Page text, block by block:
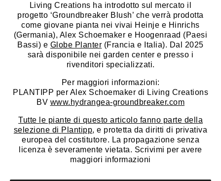
Living Creations ha introdotto sul mercato il
progetto ‘Groundbreaker Blush’ che verrà prodotta
come giovane pianta nei vivai Heinje e Hinrichs
(Germania), Alex Schoemaker e Hoogenraad (Paesi
Bassi) e Globe Planter (Francia e Italia). Dal 2025
sarà disponibile nei garden center e presso i
rivenditori specializzati.
Per maggiori informazioni:
PLANTIPP per Alex Schoemaker di Living Creations
BV www.hydrangea-groundbreaker.com
Tutte le piante di questo articolo fanno parte della
selezione di Plantipp, e protetta da diritti di privativa
europea del costitutore. La propagazione senza
licenza è severamente vietata. Scrivimi per avere
maggiori informazioni